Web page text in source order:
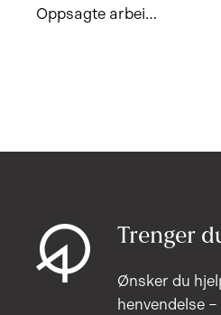
Oppsagte arbei…
Trenger
Ønsker du
henvendelse